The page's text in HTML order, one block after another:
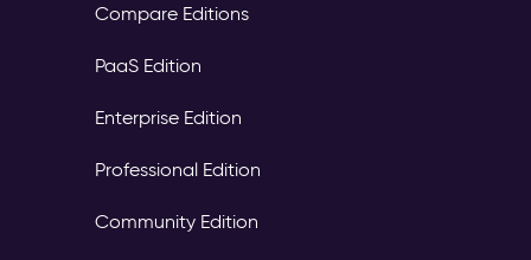
Compare Editions
PaaS Edition
Enterprise Edition
Professional Edition
Community Edition